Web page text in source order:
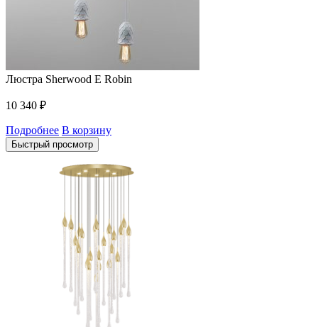
Люстра Sherwood E Robin
10 340 ₽
Подробнее В корзину
Быстрый просмотр